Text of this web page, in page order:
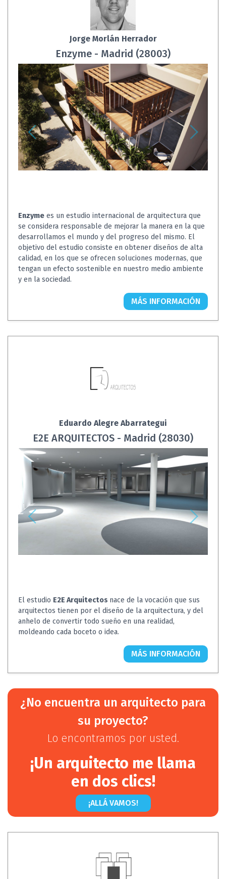
Jorge Morlán Herrador
Enzyme - Madrid (28003)
Enzyme es un estudio internacional de arquitectura que
se considera responsable de mejorar la manera en la que
desarrollamos el mundo y del progreso del mismo. El
objetivo del estudio consiste en obtener diseños de alta
calidad, en los que se ofrecen soluciones modernas, que
tengan un efecto sostenible en nuestro medio ambiente
y en la sociedad.
MÁS INFORMACIÓN
Eduardo Alegre Abarrategui
E2E ARQUITECTOS - Madrid (28030)
El estudio E2E Arquitectos nace de la vocación que sus
arquitectos tienen por el diseño de la arquitectura, y del
anhelo de convertir todo sueño en una realidad,
moldeando cada boceto o idea.
MÁS INFORMACIÓN
¿No encuentra un arquitecto para
su proyecto?
Lo encontramos por usted.
¡Un arquitecto me llama
en dos clics!
¡ALLÁ VAMOS!